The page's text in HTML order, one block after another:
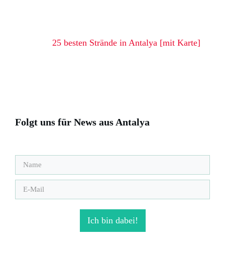
25 besten Strände in Antalya [mit Karte]
Folgt uns für News aus Antalya
Ich bin dabei!